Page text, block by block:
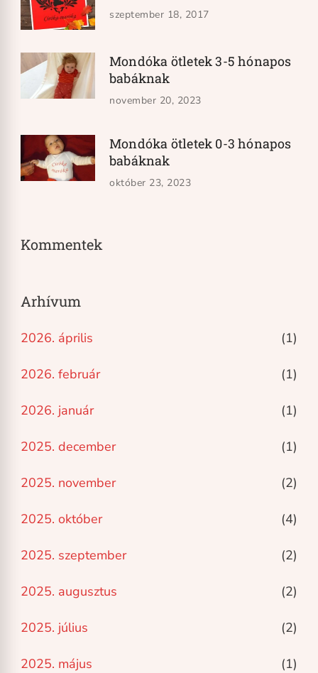
szeptember 18, 2017
Mondóka ötletek 3-5 hónapos
babáknak
november 20, 2023
Mondóka ötletek 0-3 hónapos
babáknak
október 23, 2023
Kommentek
Arhívum
2026. április (1)
2026. február (1)
2026. január (1)
2025. december (1)
2025. november (2)
2025. október (4)
2025. szeptember (2)
2025. augusztus (2)
2025. július (2)
2025. május (1)